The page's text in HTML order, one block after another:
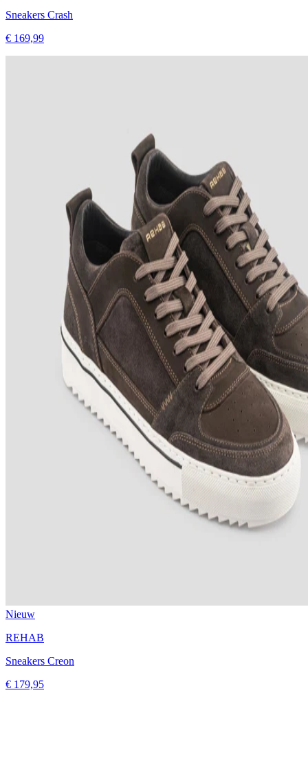
Sneakers Crash
€ 169,99
Nieuw
REHAB
Sneakers Creon
€ 179,95